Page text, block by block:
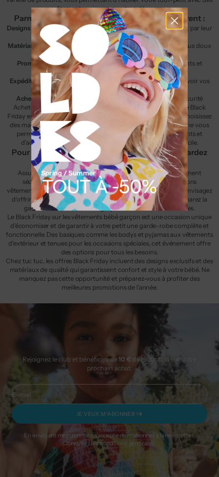
vêtements uniques sans trop dépenser.
Parmi les avantages d'acheter chez tuc tuc figurent :
Designs exclusifs :
Des imprimés et des styles qui se distinguent par leur
originalité.
Matériaux de haute qualité :
Vêtements fabriqués avec des tissus doux
et sûrs pour la peau délicate de bébé.
Promotions spéciales :Offres combinées, packs de vêtements et
réductions supplémentaires pendant le Black Friday.
Expédition fiable :avec des options rapides et sûres pour recevoir vos
achats sans complications.
Acheter des vêtements bébé garçon en ligne :confort et sécurité
Acheter des vêtements pour bébé garçon en ligne pendant le Black
Friday est une option confortable et pratique, surtout si vous choisissez
des magasins fiables comme tuc tuc. De plus, les achats en ligne vous
permettent de comparer les prix, de lire les avis d'autres clients et
d'accéder à des remises exclusives sans quitter votre domicile.
Pour une expérience d'achat en toute sécurité, gardez
ces conseils à l'esprit :
Assurez-vous que le magasin dispose d'un système de paiement
sécurisé. Consultez les guides des tailles pour choisir les bons
vêtements.donc, Vérifiez les délais de livraison, surtout si vous envisagez
d'offrir les vêtements en cadeau ou de les porter bientôt, Préparez la
garde-robe de votre bébé garçon avec les meilleures offres.
Le Black Friday sur les vêtements bébé garçon est une occasion unique
d'économiser et de garantir à votre petit une garde-robe complète et
fonctionnelle. Des basiques comme les bodys et pyjamas aux vêtements
d'extérieur et tenues pour les occasions spéciales, cet événement offre
des options pour tous les besoins.
Chez tuc tuc, les offres Black Friday incluent des designs exclusifs et des
matériaux de qualité qui garantissent confort et style à votre bébé. Ne
manquez pas cette opportunité et préparez-vous à profiter des
meilleures promotions de l'année.
Rejoignez le club et bénéficiez de10 €de réduction sur votre
prochain achat.
E-mail
JE VEUX M'ABONNER !
En envoyant mes données, j'accepte de m'abonner à la newsletter.
Consultez lesconditions générales.